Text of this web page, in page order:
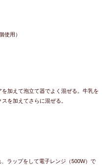
使用）
加えて泡立て器でよく混ぜる。牛乳を
を加えてさらに混ぜる。
ラップをして電子レンジ（500W）で